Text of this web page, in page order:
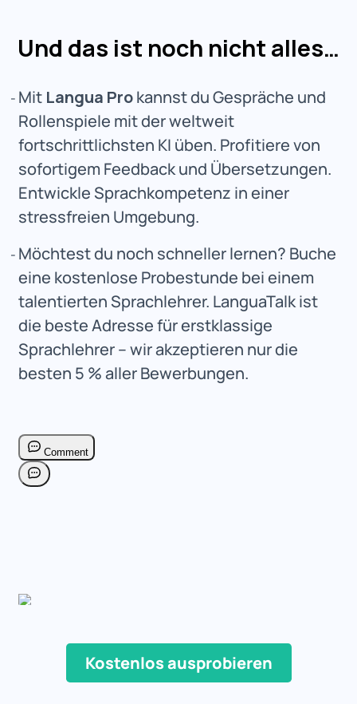
Kostenlos ausprobieren
Und das ist noch nicht alles…
Mit Langua Prokannst du Gespräche und
Rollenspiele mit der weltweit
fortschrittlichsten KI üben. Profitiere von
sofortigem Feedback und Übersetzungen.
Entwickle Sprachkompetenz in einer
stressfreien Umgebung.
Möchtest du noch schneller lernen? Buche
eine kostenlose Probestunde bei einem
talentierten Sprachlehrer. LanguaTalk ist
die beste Adresse für erstklassige
Sprachlehrer – wir akzeptieren nur die
besten 5 % aller Bewerbungen.